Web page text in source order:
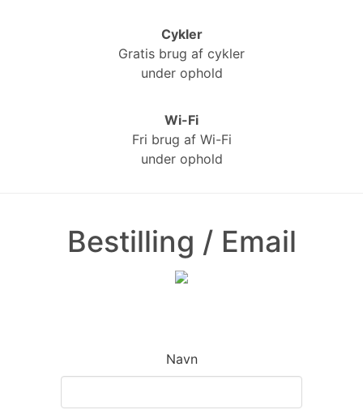
Cykler
Gratis brug af cykler
under ophold
Wi-Fi
Fri brug af Wi-Fi
under ophold
Bestilling / Email
Navn